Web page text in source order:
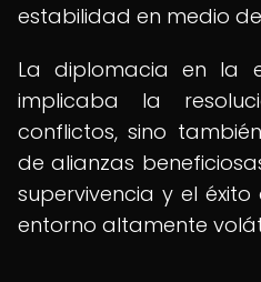
estabilidad en medio
La diplomacia en la
implicaba la
conflictos, sino
de alianzas
supervivencia y el
entorno altamente